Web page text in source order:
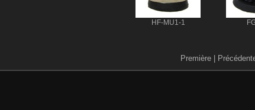
HF-MU1-1
Première | Précédente